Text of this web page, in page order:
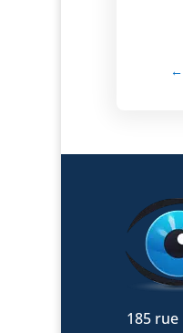
←
185 rue